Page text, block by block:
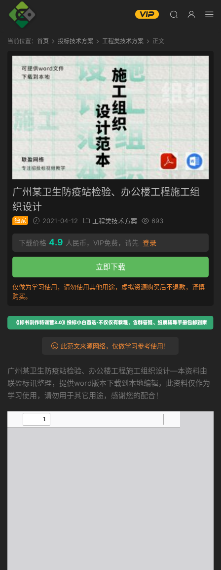
当前位置： 首页 投标技术方案 工程类技术方案 正文
广州某卫生防疫站检验、办公楼工程施工组
织设计
独家 2021-04-12 工程类技术方案 693
下载价格 4.9 人民币，VIP免费，请先 登录
立即下载
仅做为学习使用，请勿使用其他用途，虚拟资源购买后不退款，谨慎
购买。
此范文来源网络，仅做学习参考使用！
广州某卫生防疫站检验、办公楼工程施工组织设计—本资料由
联盈标讯整理，提供word版本下载到本地编辑，此资料仅作为
学习使用，请勿用于其它用途，感谢您的配合！